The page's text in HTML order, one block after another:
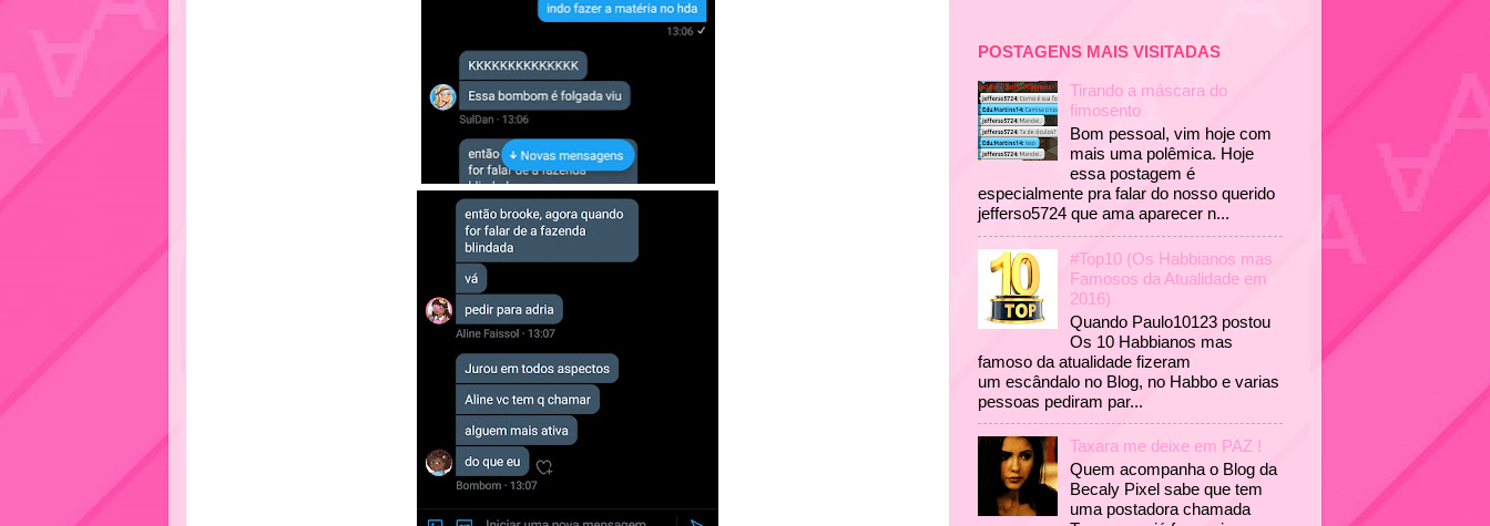
POSTAGENS MAIS VISITADAS
Tirando a máscara do
fimosento
Bom pessoal, vim hoje com
mais uma polêmica. Hoje
essa postagem é
especialmente pra falar do nosso querido
jefferso5724 que ama aparecer n...
#Top10 (Os Habbianos mas
Famosos da Atualidade em
2016)
Quando Paulo10123 postou
Os 10 Habbianos mas
famoso da atualidade fizeram
um escândalo no Blog, no Habbo e varias
pessoas pediram par...
Taxara me deixe em PAZ !
Quem acompanha o Blog da
Becaly Pixel sabe que tem
uma postadora chamada